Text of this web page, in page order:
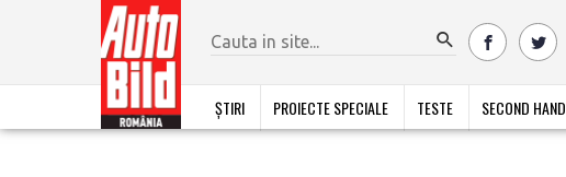
ȘTIRI PROIECTE SPECIALE TESTE SECOND HAND